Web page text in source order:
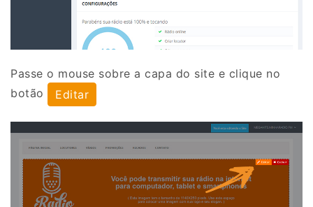
Passe o mouse sobre a capa do site e clique no
botão
Editar